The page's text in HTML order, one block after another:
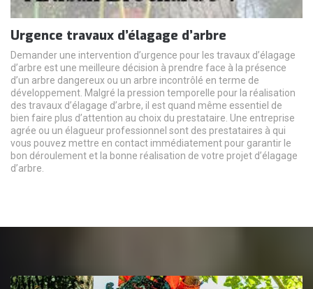
Urgence travaux d’élagage d’arbre
Demander une intervention d’urgence pour les travaux d’élagage
d’arbre est une meilleure décision à prendre face à la présence
d’un arbre dangereux ou un arbre incontrôlé en terme de
développement. Malgré la pression temporelle pour la réalisation
des travaux d’élagage d’arbre, il est quand même essentiel de
bien faire plus d’attention au choix du prestataire. Une entreprise
agrée ou un élagueur professionnel sont des prestataires à qui
vous pouvez mettre en contact immédiatement pour garantir le
bon déroulement et la bonne réalisation de votre projet d’élagage
d’arbre.